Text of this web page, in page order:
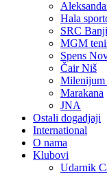
Hala
SRC
MGM
Spens
Čair Niš
Milenijum
Marakana
JNA
Ostali dogadjaji
International
O nama
Klubovi
Udarnik